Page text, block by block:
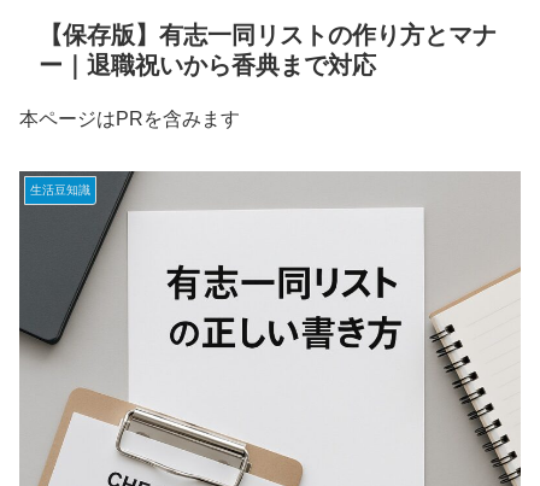
【保存版】有志一同リストの作り方とマナ
ー｜退職祝いから香典まで対応
本ページはPRを含みます
生活豆知識